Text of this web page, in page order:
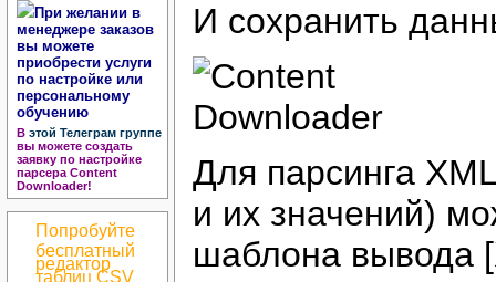
При желании в
менеджере заказов
вы можете
приобрести услуги
по настройке или
персональному
обучению
В этой Телеграм группе
вы можете создать
заявку по настройке
парсера Content
Downloader!
Попробуйте
бесплатный
редактор
таблиц CSV
И сохранить
Для парсинга
и их значений)
шаблона вывода